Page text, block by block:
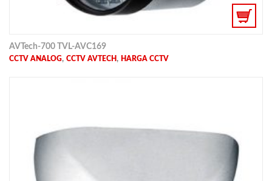
AVTech-700 TVL-AVC169
CCTV ANALOG, CCTV AVTECH , HARGA CCTV